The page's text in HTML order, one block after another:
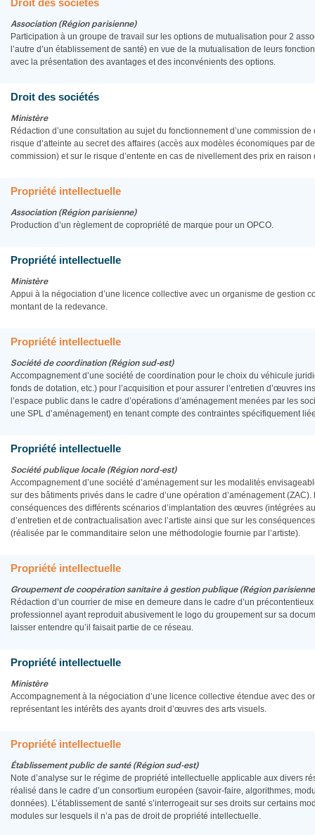
Droit des sociétés
Association (Région parisienne)
Participation à un groupe de travail sur les options de mutualisation pour 2
l’autre d’un établissement de santé) en vue de la mutualisation de leurs
avec la présentation des avantages et des inconvénients des options.
Droit des sociétés
Ministère
Rédaction d’une consultation au sujet du fonctionnement d’une commission
risque d’atteinte au secret des affaires (accès aux modèles économiques par
commission) et sur le risque d’entente en cas de nivellement des prix en raison
Propriété intellectuelle
Association (Région parisienne)
Production d’un règlement de copropriété de marque pour un OPCO.
Propriété intellectuelle
Ministère
Appui à la négociation d’une licence collective avec un organisme de gestion
montant de la redevance.
Propriété intellectuelle
Société de coordination (Région sud-est)
Accompagnement d’une société de coordination pour le choix du véhicule
fonds de dotation, etc.) pour l’acquisition et pour assurer l’entretien d’œuvres
l’espace public dans le cadre d’opérations d’aménagement menées par les
une SPL d’aménagement) en tenant compte des contraintes spécifiquement
Propriété intellectuelle
Société publique locale (Région nord-est)
Accompagnement d’une société d’aménagement sur les modalités
sur des bâtiments privés dans le cadre d’une opération d’aménagement
conséquences des différents scénarios d’implantation des œuvres (intégrées
d’entretien et de contractualisation avec l’artiste ainsi que sur les
(réalisée par le commanditaire selon une méthodologie fournie par l’artiste).
Propriété intellectuelle
Groupement de coopération sanitaire à gestion publique (Région
Rédaction d’un courrier de mise en demeure dans le cadre d’un
professionnel ayant reproduit abusivement le logo du groupement sur sa
laisser entendre qu’il faisait partie de ce réseau.
Propriété intellectuelle
Ministère
Accompagnement à la négociation d’une licence collective étendue avec des
représentant les intérêts des ayants droit d’œuvres des arts visuels.
Propriété intellectuelle
Établissement public de santé (Région sud-est)
Note d’analyse sur le régime de propriété intellectuelle applicable aux divers
réalisé dans le cadre d’un consortium européen (savoir-faire, algorithmes,
données). L’établissement de santé s’interrogeait sur ses droits sur certains
modules sur lesquels il n’a pas de droit de propriété intellectuelle.